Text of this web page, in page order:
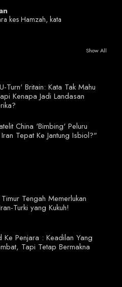
kes Hamzah, kata
Show All
Turn' Britain: Kata Tak Mahu
Kenapa Jadi Landasan
China 'Bimbing' Peluru
Tepat Ke Jantung Isbiol?"
Tengah Memerlukan
Turki yang Kukuh!
Ke Penjara : Keadilan Yang
Tapi Tetap Bermakna